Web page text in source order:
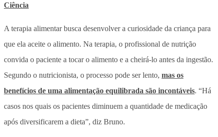
Ciência
A terapia alimentar busca desenvolver a curiosidade da criança para
que ela aceite o alimento. Na terapia, o profissional de nutrição
convida o paciente a tocar o alimento e a cheirá-lo antes da ingestão.
Segundo o nutricionista, o processo pode ser lento, mas os
benefícios de uma alimentação equilibrada são incontáveis. “Há
casos nos quais os pacientes diminuem a quantidade de medicação
após diversificarem a dieta”, diz Bruno.